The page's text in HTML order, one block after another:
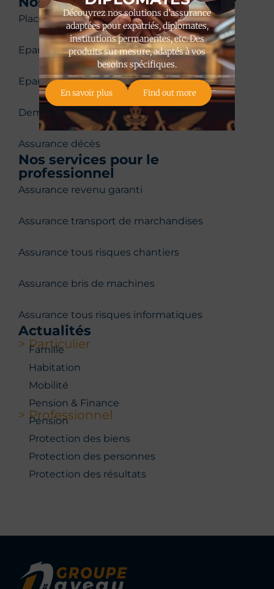
Placement
Epargne long terme
Epargne pension
Demander un crédit
Assurance décès
Nos services pour le
professionnel
Assurance revenu garanti
Assurance transport de marchandises
Assurance tous risques chantiers
Assurance bris de machines
Assurance tous risques informatiques
Actualités
> Particulier
Famille
Habitation
Mobilité
Pension & Finance
> Professionnel
Pension
Protection des biens
Protection des personnes
Protection des résultats
Découvrez nos solutions d’assurance
adaptées pour expatriés, diplomates,
institutions permanentes, etc. Des
produits sur mesure, adaptés à vos
besoins spécifiques.
En savoir plus Find out more